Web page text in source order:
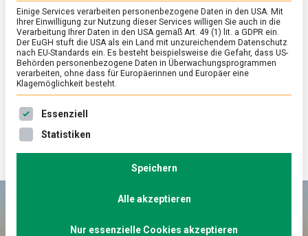
Olivenöl von Kreta
6. September 2024 Johannes 3 Kommentarezu
Kreta
Sonne, Meer und gutes Essen: Urlaub auf Kreta
auch berühmt für ihr grünes Gold – Olivenöl.
Lebensmittelmagazin.de hat eine Ölmühle
Einige Services verarbeiten personenbezogene Daten in den USA. Mit
Ihrer Einwilligung zur Nutzung dieser Services willigen Sie auch in die
Verarbeitung Ihrer Daten in den USA gemäß Art. 49 (1) lit. a GDPR ein.
Der EuGH stuft die USA als ein Land mit unzureichendem Datenschutz
nach EU-Standards ein. Es besteht beispielsweise die Gefahr, dass US-
Behörden personenbezogene Daten in Überwachungsprogrammen
verarbeiten, ohne dass für Europäerinnen und Europäer eine
Klagemöglichkeit besteht.
Es folgt eine Liste der Service-Gruppen, für die eine
Essenziell
Statistiken
Speichern
Alle akzeptieren
Nur essenzielle Cookies akzeptieren